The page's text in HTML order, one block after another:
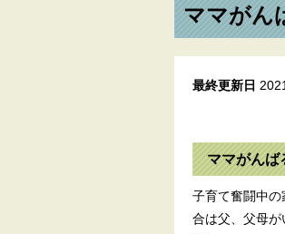
ママがん
最終更新日
ママがんば
子育て奮闘中
合は父、父母